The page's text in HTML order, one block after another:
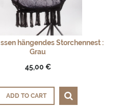
hängendes Storchennest :
Grau
45,00 €
ADD TO CART